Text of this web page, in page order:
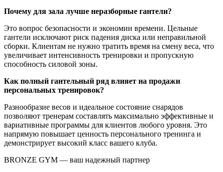
Почему для зала лучше неразборные гантели?
Это вопрос безопасности и экономии времени. Цельные
гантели исключают риск падения диска или неправильной
сборки. Клиентам не нужно тратить время на смену веса, что
увеличивает интенсивность тренировки и пропускную
способность силовой зоны.
Как полный гантельный ряд влияет на продажи
персональных тренировок?
Разнообразие весов и идеальное состояние снарядов
позволяют тренерам составлять максимально эффективные и
вариативные программы для клиентов любого уровня. Это
напрямую повышает ценность персонального тренинга и
демонстрирует высокий класс вашего клуба.
BRONZE GYM — ваш надежный партнер